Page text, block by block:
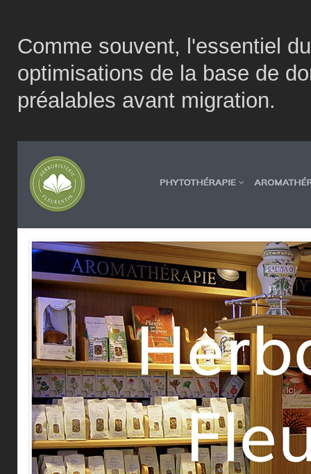
Comme souvent, l'essentiel
optimisations de la base de
préalables avant migration.